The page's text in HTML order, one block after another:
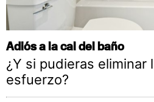
Adiós a la cal del baño
¿Y si pudieras eliminar
esfuerzo?